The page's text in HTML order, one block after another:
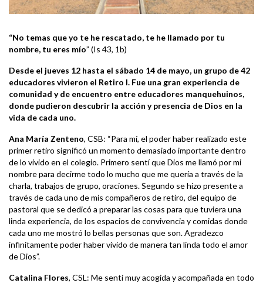
“No temas que yo te he rescatado, te he llamado por tu
nombre, tu eres mío” (Is 43, 1b)
Desde el jueves 12 hasta el sábado 14 de mayo, un grupo de 42
educadores vivieron el Retiro I. Fue una gran experiencia de
comunidad y de encuentro entre educadores manquehuinos,
donde pudieron descubrir la acción y presencia de Dios en la
vida de cada uno.
Ana María Zenteno, CSB: “Para mí, el poder haber realizado este
primer retiro significó un momento demasiado importante dentro
de lo vivido en el colegio. Primero sentí que Dios me llamó por mi
nombre para decirme todo lo mucho que me quería a través de la
charla, trabajos de grupo, oraciones. Segundo se hizo presente a
través de cada uno de mis compañeros de retiro, del equipo de
pastoral que se dedicó a preparar las cosas para que tuviera una
linda experiencia, de los espacios de convivencia y comidas donde
cada uno me mostró lo bellas personas que son. Agradezco
infinitamente poder haber vivido de manera tan linda todo el amor
de Dios”.
Catalina Flores, CSL: Me sentí muy acogida y acompañada en todo